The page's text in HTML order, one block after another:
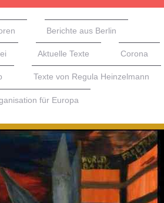
Berichte aus Berlin
Aktuelle Texte Corona
Texte von Regula Heinzelmann
für Europa